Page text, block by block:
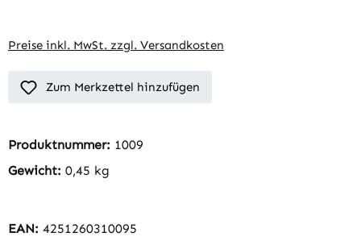
Preise inkl. MwSt. zzgl. Versandkosten
Zum Merkzettel hinzufügen
Produktnummer: 1009
Gewicht: 0,45 kg
EAN: 4251260310095